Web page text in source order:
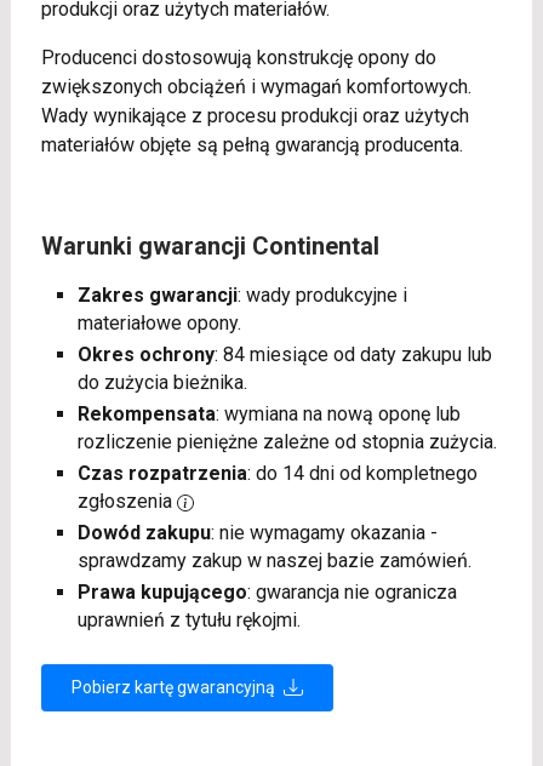
produkcji oraz użytych materiałów.
Producenci dostosowują konstrukcję opony do
zwiększonych obciążeń i wymagań komfortowych.
Wady wynikające z procesu produkcji oraz użytych
materiałów objęte są pełną gwarancją producenta.
Warunki gwarancji Continental
Zakres gwarancji: wady produkcyjne i
materiałowe opony.
Okres ochrony: 84 miesiące od daty zakupu lub
do zużycia bieżnika.
Rekompensata: wymiana na nową oponę lub
rozliczenie pieniężne zależne od stopnia zużycia.
Czas rozpatrzenia: do 14 dni od kompletnego
zgłoszenia
Dowód zakupu: nie wymagamy okazania -
sprawdzamy zakup w naszej bazie zamówień.
Prawa kupującego: gwarancja nie ogranicza
uprawnień z tytułu rękojmi.
Pobierz kartę gwarancyjną